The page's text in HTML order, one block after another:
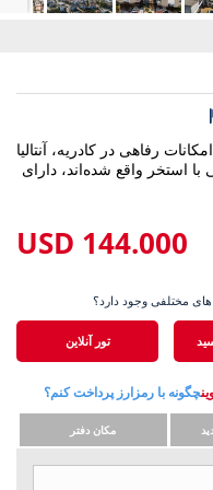
رفاهی در کادریه، آنتالیا
با استخر واقع شده‌اند، دارای
144.000 USD
تور آنلاین
مختلفی وجود دارد؟
چگونه با رمزارز پرداخت کنم؟
مکان دفتر